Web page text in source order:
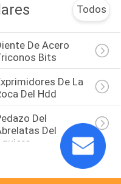
Todos
De Acero
Bits
De La
Del Hdd
Del
Del